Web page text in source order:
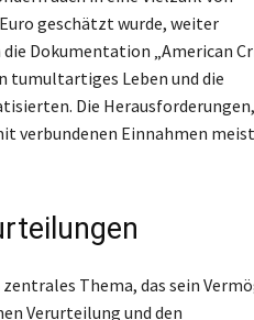
geschätzt wurde, weiter
Dokumentation „American
tumultartiges Leben und die
Die
verbundenen Einnahmen
Thema, das sein
Verurteilung und den